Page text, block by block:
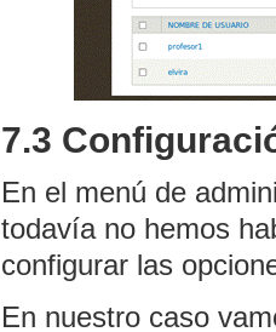
7.3
En el menú de
todavía no hemos
configurar las
En nuestro caso